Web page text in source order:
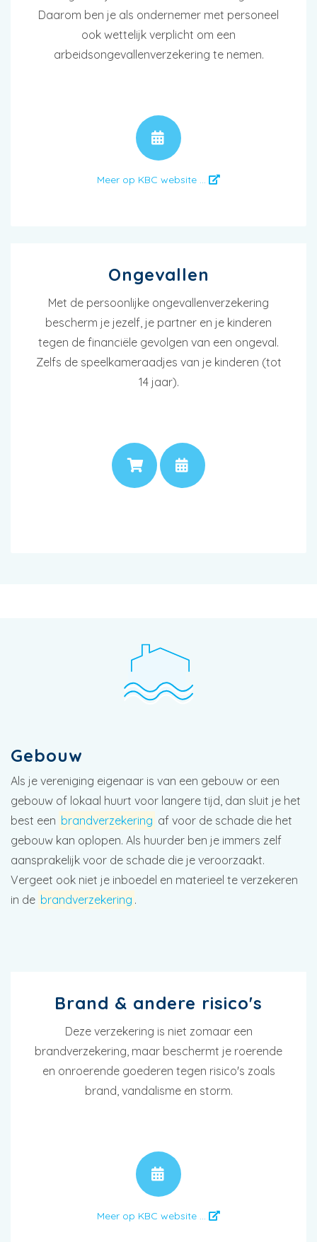
Daarom ben je als ondernemer met personeel
ook wettelijk verplicht om een
arbeidsongevallenverzekering te nemen.
Meer op KBC website ...
Ongevallen
Met de persoonlijke ongevallenverzekering
bescherm je jezelf, je partner en je kinderen
tegen de financiële gevolgen van een ongeval.
Zelfs de speelkameraadjes van je kinderen (tot
14 jaar).
PRIJS
Gebouw
Als je vereniging eigenaar is van een gebouw or een
gebouw of lokaal huurt voor langere tijd, dan sluit je het
best een brandverzekering af voor de schade die het
gebouw kan oplopen. Als huurder ben je immers zelf
aansprakelijk voor de schade die je veroorzaakt.
Vergeet ook niet je inboedel en materieel te verzekeren
in de brandverzekering .
Brand & andere risico's
Deze verzekering is niet zomaar een
brandverzekering, maar beschermt je roerende
en onroerende goederen tegen risico's zoals
brand, vandalisme en storm.
Meer op KBC website ...